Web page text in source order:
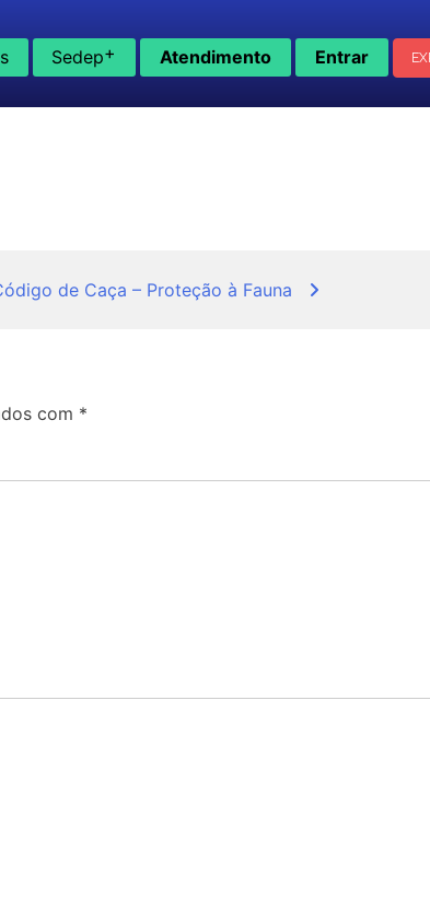
Sedep+ Atendimento Entrar
de Caça – Proteção à Fauna
com *